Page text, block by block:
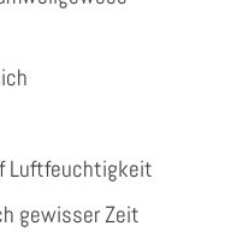
Luftfeuchtigkeit
gewisser Zeit